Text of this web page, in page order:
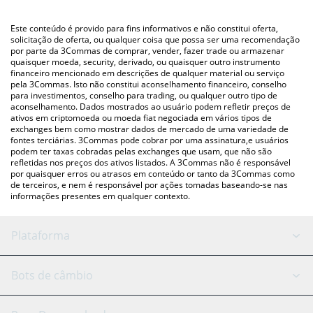
Você também pode usar nossa tabela de preços de Civfund
Stone acima para verificar o último preço de Civfund Stone nas
principais moedas fiat e criptográficas.
Este conteúdo é provido para fins informativos e não constitui oferta,
solicitação de oferta, ou qualquer coisa que possa ser uma recomendação
por parte da 3Commas de comprar, vender, fazer trade ou armazenar
quaisquer moeda, security, derivado, ou quaisquer outro instrumento
financeiro mencionado em descrições de qualquer material ou serviço
pela 3Commas. Isto não constitui aconselhamento financeiro, conselho
para investimentos, conselho para trading, ou qualquer outro tipo de
aconselhamento. Dados mostrados ao usuário podem refletir preços de
ativos em criptomoeda ou moeda fiat negociada em vários tipos de
exchanges bem como mostrar dados de mercado de uma variedade de
fontes terciárias. 3Commas pode cobrar por uma assinatura,e usuários
podem ter taxas cobradas pelas exchanges que usam, que não são
refletidas nos preços dos ativos listados. A 3Commas não é responsável
por quaisquer erros ou atrasos em conteúdo or tanto da 3Commas como
de terceiros, e nem é responsável por ações tomadas baseando-se nas
informações presentes em qualquer contexto.
Plataforma
Bot GRID
Bots de câmbio